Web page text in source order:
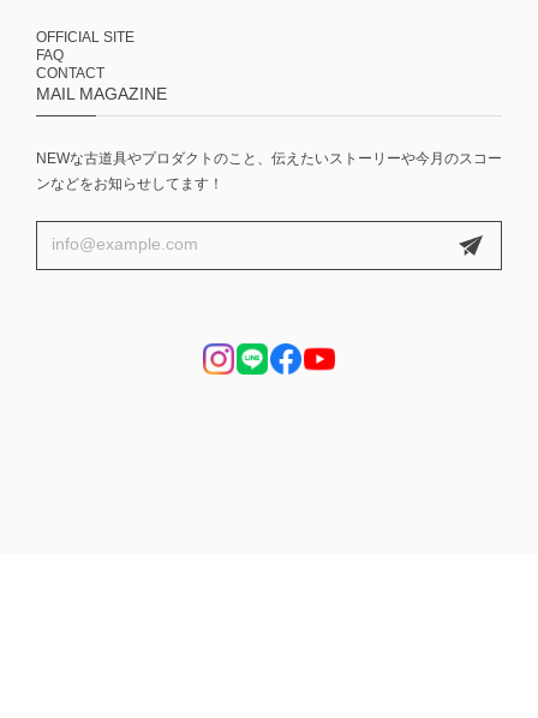
OFFICIAL SITE
FAQ
CONTACT
MAIL MAGAZINE
NEWな古道具やプロダクトのこと、伝えたいストーリーや今月のスコー
ンなどをお知らせしてます！